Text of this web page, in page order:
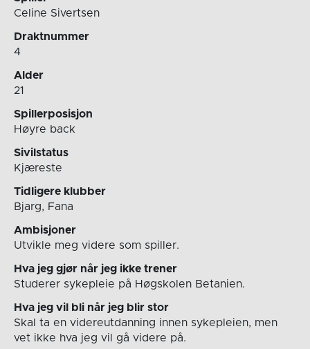
Celine Sivertsen
Draktnummer
4
Alder
21
Spillerposisjon
Høyre back
Sivilstatus
Kjæreste
Tidligere klubber
Bjarg, Fana
Ambisjoner
Utvikle meg videre som spiller.
Hva jeg gjør når jeg ikke trener
Studerer sykepleie på Høgskolen Betanien.
Hva jeg vil bli når jeg blir stor
Skal ta en videreutdanning innen sykepleien, men
vet ikke hva jeg vil gå videre på.